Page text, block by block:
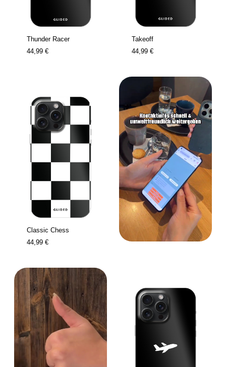
Thunder Racer
44,99 €
Takeoff
44,99 €
Classic Chess
44,99 €